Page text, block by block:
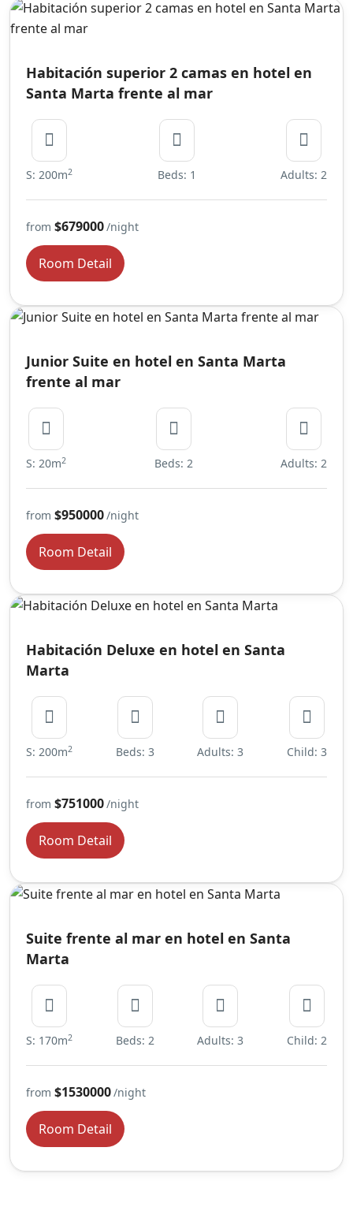
Habitación superior 2 camas en hotel en
Santa Marta frente al mar
S: 200m2 Beds: 1 Adults: 2
from $679000/night
Room Detail
Junior Suite en hotel en Santa Marta
frente al mar
S: 20m2 Beds: 2 Adults: 2
from $950000/night
Room Detail
Habitación Deluxe en hotel en Santa
Marta
S: 200m2 Beds: 3 Adults: 3 Child: 3
from $751000/night
Room Detail
Suite frente al mar en hotel en Santa
Marta
S: 170m2 Beds: 2 Adults: 3 Child: 2
from $1530000/night
Room Detail